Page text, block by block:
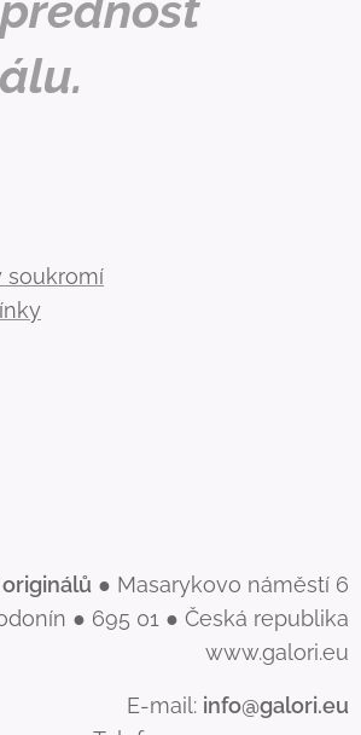
soukromí
originálů ● Masarykovo náměstí 6
● 695 01 ● Česká republika
www.galori.eu
E-mail: info@galori.eu